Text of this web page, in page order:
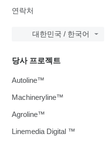
연락처
대한민국 / 한국어
당사 프로젝트
Autoline™
Machineryline™
Agroline™
Linemedia Digital ™